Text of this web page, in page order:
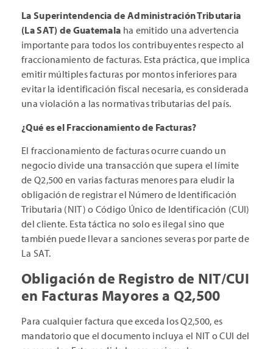
La Superintendencia de Administración Tributaria
(La SAT) de Guatemala ha emitido una advertencia
importante para todos los contribuyentes respecto al
fraccionamiento de facturas. Esta práctica, que implica
emitir múltiples facturas por montos inferiores para
evitar la identificación fiscal necesaria, es considerada
una violación a las normativas tributarias del país.
¿Qué es el Fraccionamiento de Facturas?
El fraccionamiento de facturas ocurre cuando un
negocio divide una transacción que supera el límite
de Q2,500 en varias facturas menores para eludir la
obligación de registrar el Número de Identificación
Tributaria (NIT) o Código Único de Identificación (CUI)
del cliente. Esta táctica no solo es ilegal sino que
también puede llevar a sanciones severas por parte de
La SAT.
Obligación de Registro de NIT/CUI
en Facturas Mayores a Q2,500
Para cualquier factura que exceda los Q2,500, es
mandatorio que el documento incluya el NIT o CUI del